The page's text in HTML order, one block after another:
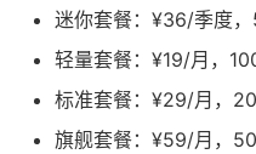
迷你套餐：¥36/季度，
轻量套餐：¥19/月，
标准套餐：¥29/月，
旗舰套餐：¥59/月，